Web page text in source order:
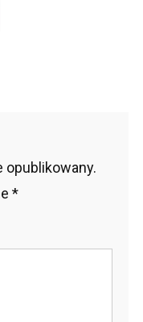
opublikowany.
*